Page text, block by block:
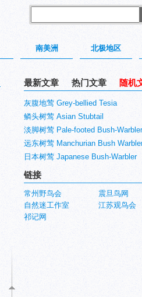
南美洲 北极地区
最新文章 热门文章 随机
灰腹地莺 Grey-bellied Tesia
鳞头树莺 Asian Stubtail
淡脚树莺 Pale-footed Bush-Warbler
远东树莺 Manchurian Bush
日本树莺 Japanese Bush-Warbler
链接
常州野鸟会
震旦鸟网
自然迷工作室
江苏观鸟会
祁记网